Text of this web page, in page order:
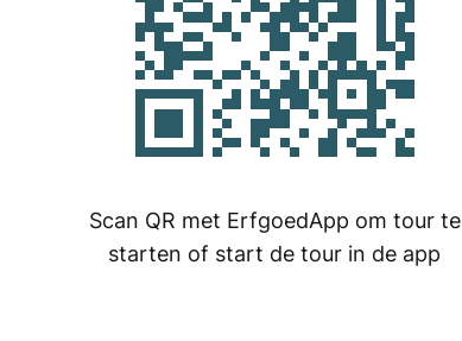
Scan QR met ErfgoedApp om tour te
starten of start de tour in de app